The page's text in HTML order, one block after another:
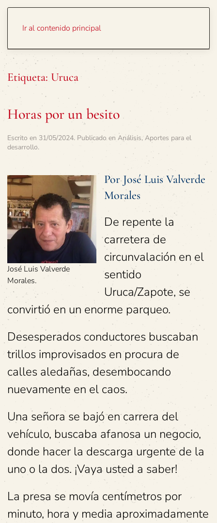
Ir al contenido principal
Etiqueta: Uruca
Horas por un besito
Escrito en 31/05/2024. Publicado en Análisis, Aportes para el
desarrollo.
José Luis Valverde
Morales.
Por José Luis Valverde
Morales
De repente la
carretera de
circunvalación en el
sentido
Uruca/Zapote, se
convirtió en un enorme parqueo.
Desesperados conductores buscaban
trillos improvisados en procura de
calles aledañas, desembocando
nuevamente en el caos.
Una señora se bajó en carrera del
vehículo, buscaba afanosa un negocio,
donde hacer la descarga urgente de la
uno o la dos. ¡Vaya usted a saber!
La presa se movía centímetros por
minuto, hora y media aproximadamente